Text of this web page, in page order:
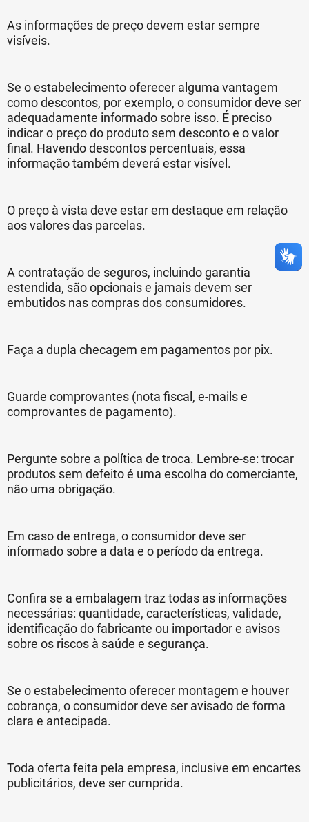
As informações de preço devem estar sempre
visíveis.
Se o estabelecimento oferecer alguma vantagem
como descontos, por exemplo, o consumidor deve ser
adequadamente informado sobre isso. É preciso
indicar o preço do produto sem desconto e o valor
final. Havendo descontos percentuais, essa
informação também deverá estar visível.
O preço à vista deve estar em destaque em relação
aos valores das parcelas.
A contratação de seguros, incluindo garantia
estendida, são opcionais e jamais devem ser
embutidos nas compras dos consumidores.
Faça a dupla checagem em pagamentos por pix.
Guarde comprovantes (nota fiscal, e-mails e
comprovantes de pagamento).
Pergunte sobre a política de troca. Lembre-se: trocar
produtos sem defeito é uma escolha do comerciante,
não uma obrigação.
Em caso de entrega, o consumidor deve ser
informado sobre a data e o período da entrega.
Confira se a embalagem traz todas as informações
necessárias: quantidade, características, validade,
identificação do fabricante ou importador e avisos
sobre os riscos à saúde e segurança.
Se o estabelecimento oferecer montagem e houver
cobrança, o consumidor deve ser avisado de forma
clara e antecipada.
Toda oferta feita pela empresa, inclusive em encartes
publicitários, deve ser cumprida.